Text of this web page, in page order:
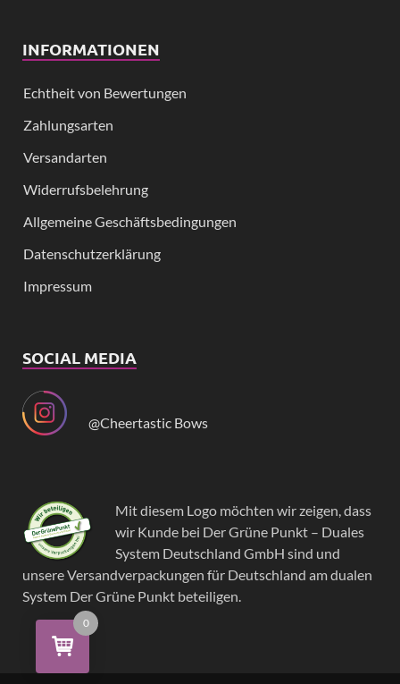
INFORMATIONEN
Echtheit von Bewertungen
Zahlungsarten
Versandarten
Widerrufsbelehrung
Allgemeine Geschäftsbedingungen
Datenschutzerklärung
Impressum
SOCIAL MEDIA
@Cheertastic Bows
Mit diesem Logo möchten wir zeigen, dass
wir Kunde bei Der Grüne Punkt – Duales
System Deutschland GmbH sind und
unsere Versandverpackungen für Deutschland am dualen
System Der Grüne Punkt beteiligen.
0